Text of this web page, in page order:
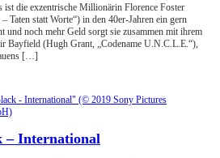
die exzentrische Millionärin Florence Foster
Taten statt Worte“) in den 40er-Jahren ein gern
und noch mehr Geld sorgt sie zusammen mit ihrem
Bayfield (Hugh Grant, „Codename U.N.C.L.E.“),
[…]
– International